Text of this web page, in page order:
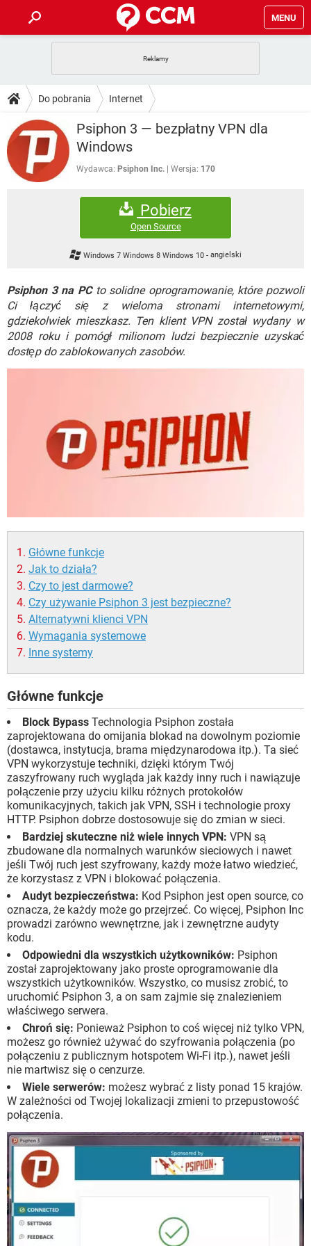
MENU
GRY
SPOTIFY NETFLIX
INSTAGRAM
WINDOWS 10
PORADY
PlayStation
GRY WHATSAPP
SPOTIFY
DO POBRANIA
ANDROID
GRY WHATSAPP
NETFLIX
FACEBOOK
FORUM
WHATSAPP
NETFLIX
FACEBOOK
TIKTOK
INSTAGRAM FACEBOOK
WINDOWS 10
Do pobrania Internet
Psiphon 3 — bezpłatny VPN dla
Windows
Wydawca: Psiphon Inc. Wersja: 170
Pobierz
Open Source
Windows 7 Windows 8 Windows 10-angielski
Psiphon 3 na PCto solidne oprogramowanie, które pozwoli
Ci łączyć się z wieloma stronami internetowymi,
gdziekolwiek mieszkasz. Ten klient VPN został wydany w
2008 roku i pomógł milionom ludzi bezpiecznie uzyskać
dostęp do zablokowanych zasobów.
Główne funkcje
Jak to działa?
Czy to jest darmowe?
Czy używanie Psiphon 3 jest bezpieczne?
Alternatywni klienci VPN
Wymagania systemowe
Inne systemy
Główne funkcje
Block Bypass Technologia Psiphon została
zaprojektowana do omijania blokad na dowolnym poziomie
(dostawca, instytucja, brama międzynarodowa itp.). Ta sieć
VPN wykorzystuje techniki, dzięki którym Twój
zaszyfrowany ruch wygląda jak każdy inny ruch i nawiązuje
połączenie przy użyciu kilku różnych protokołów
komunikacyjnych, takich jak VPN, SSH i technologie proxy
HTTP. Psiphon dobrze dostosowuje się do zmian w sieci.
Bardziej skuteczne niż wiele innych VPN: VPN są
zbudowane dla normalnych warunków sieciowych i nawet
jeśli Twój ruch jest szyfrowany, każdy może łatwo wiedzieć,
że korzystasz z VPN i blokować połączenia.
Audyt bezpieczeństwa: Kod Psiphon jest open source, co
oznacza, że ​​każdy może go przejrzeć. Co więcej, Psiphon Inc
prowadzi zarówno wewnętrzne, jak i zewnętrzne audyty
kodu.
Odpowiedni dla wszystkich użytkowników: Psiphon
został zaprojektowany jako proste oprogramowanie dla
wszystkich użytkowników. Wszystko, co musisz zrobić, to
uruchomić Psiphon 3, a on sam zajmie się znalezieniem
właściwego serwera.
Chroń się: Ponieważ Psiphon to coś więcej niż tylko VPN,
możesz go również używać do szyfrowania połączenia (po
połączeniu z publicznym hotspotem Wi-Fi itp.), nawet jeśli
nie martwisz się o cenzurze.
Wiele serwerów: możesz wybrać z listy ponad 15 krajów.
W zależności od Twojej lokalizacji zmieni to przepustowość
połączenia.